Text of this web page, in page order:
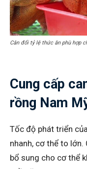
Cân đổi tỷ lệ thức ăn phù hợp
Cung cấp
rồng Nam
Tốc độ phát triển
nhanh, cơ thể to
bổ sung cho cơ thể